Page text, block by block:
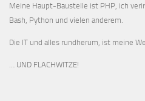
Meine Haupt-Baustelle ist PHP, ich
Bash, Python und vielen anderem.
Die IT und alles rundherum, ist meine
… UND FLACHWITZE!